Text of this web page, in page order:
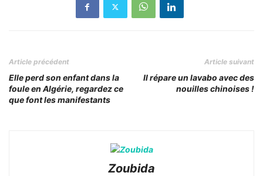
Article précédent
Elle perd son enfant dans la
foule en Algérie, regardez ce
que font les manifestants
Article suivant
Il répare un lavabo avec des
nouilles chinoises !
Zoubida